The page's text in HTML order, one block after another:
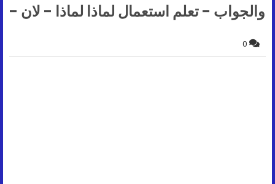
والجواب - تعلم استعمال لماذا لماذا - لان -